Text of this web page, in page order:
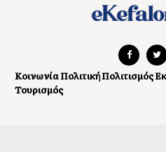
ΚοινωνίαΠολιτικήΠολιτισμός
Τουρισμός